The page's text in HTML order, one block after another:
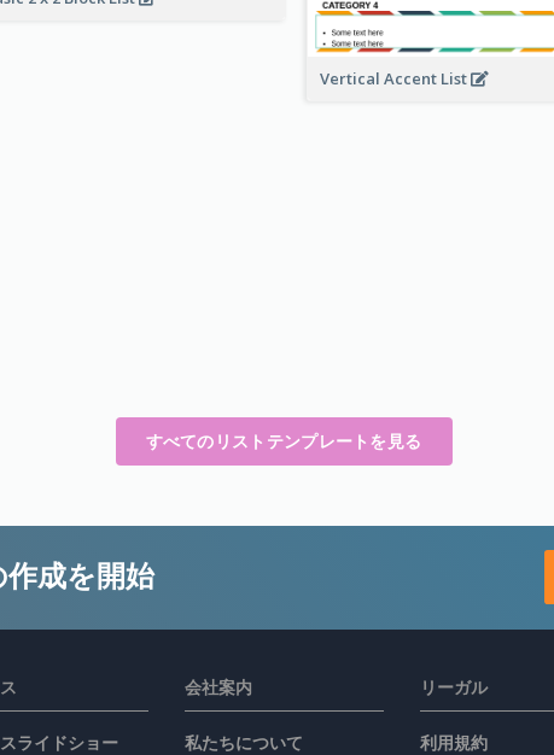
Vertical Accent List
すべてのリストテンプレートを見る
成を開始
ライドショー
会社案内
私たちについて
リーガル
利用規約